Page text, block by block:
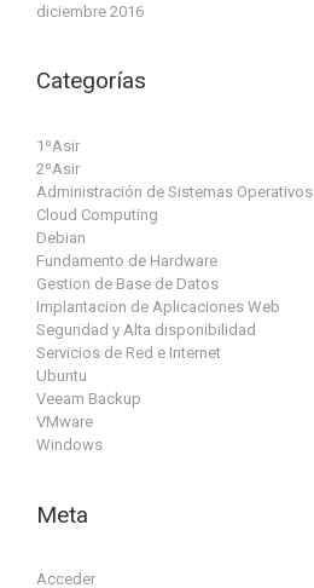
diciembre 2016
Categorías
1ºAsir
2ºAsir
Administración de Sistemas Operativos
Cloud Computing
Debian
Fundamento de Hardware
Gestion de Base de Datos
Implantacion de Aplicaciones Web
Seguridad y Alta disponibilidad
Servicios de Red e Internet
Ubuntu
Veeam Backup
VMware
Windows
Meta
Acceder